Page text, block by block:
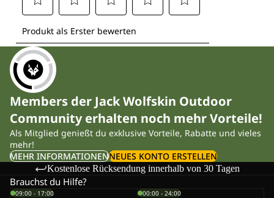
Members der Jack Wolfskin Outdoor
Community erhalten noch mehr Vorteile!
Als Mitglied genießt du exklusive Vorteile, Rabatte und vieles
mehr!
MEHR INFORMATIONENNEUES KONTO ERSTELLEN
Kostenlose Rücksendung innerhalb von 30 Tagen
Brauchst du Hilfe?
09:00 - 17:00 00:00 - 24:00